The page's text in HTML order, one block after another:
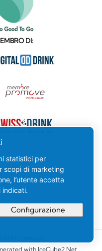
DI:
with IceCube2.Net
statistici per
scopi di marketing
l’utente accetta
indicati.
Configurazione